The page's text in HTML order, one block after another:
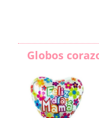
Globos